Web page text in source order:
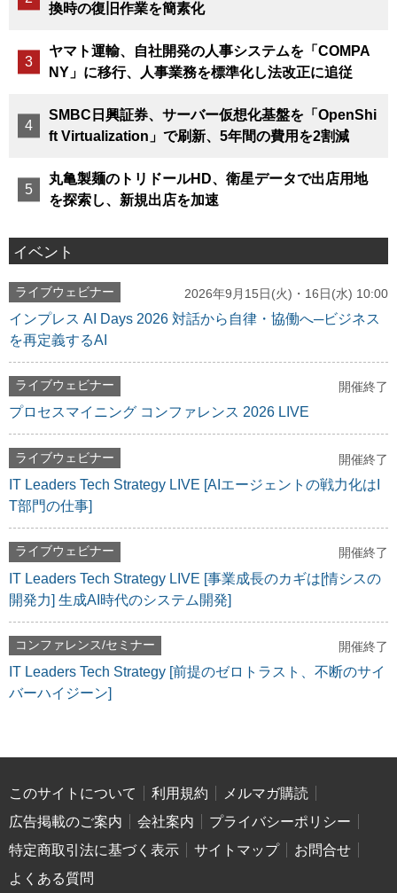
換時の復旧作業を簡素化
ヤマト運輸、自社開発の人事システムを「COMPA
NY」に移行、人事業務を標準化し法改正に追従
SMBC日興証券、サーバー仮想化基盤を「OpenShi
ft Virtualization」で刷新、5年間の費用を2割減
丸亀製麺のトリドールHD、衛星データで出店用地
を探索し、新規出店を加速
イベント
ライブウェビナー 2026年9月15日(火)・16日(水) 10:00
インプレス AI Days 2026 対話から自律・協働へ─ビジネス
を再定義するAI
ライブウェビナー 開催終了
プロセスマイニング コンファレンス 2026 LIVE
ライブウェビナー 開催終了
IT Leaders Tech Strategy LIVE [AIエージェントの戦力化はI
T部門の仕事]
ライブウェビナー 開催終了
IT Leaders Tech Strategy LIVE [事業成長のカギは[情シスの
開発力] 生成AI時代のシステム開発]
コンファレンス/セミナー 開催終了
IT Leaders Tech Strategy [前提のゼロトラスト、不断のサイ
バーハイジーン]
このサイトについて 利用規約
メルマガ購読
広告掲載のご案内
会社案内
プライバシーポリシー
特定商取引法に基づく表示
サイトマップ
お問合せ
よくある質問